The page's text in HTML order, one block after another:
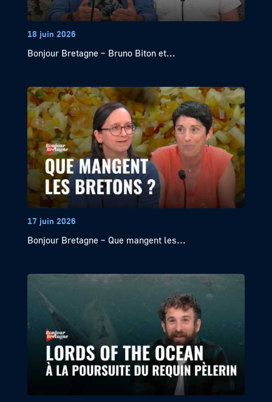
18 juin 2026
Bonjour Bretagne – Bruno Biton et...
17 juin 2026
Bonjour Bretagne – Que mangent les...